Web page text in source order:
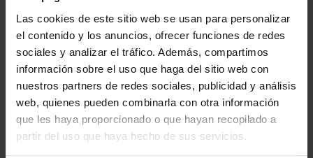
Las cookies de este sitio web se usan para personalizar
el contenido y los anuncios, ofrecer funciones de redes
sociales y analizar el tráfico. Además, compartimos
información sobre el uso que haga del sitio web con
nuestros partners de redes sociales, publicidad y análisis
web, quienes pueden combinarla con otra información
que les haya proporcionado o que hayan recopilado a
partir del uso que haya hecho de sus servicios.
SORT BY:
REFINE